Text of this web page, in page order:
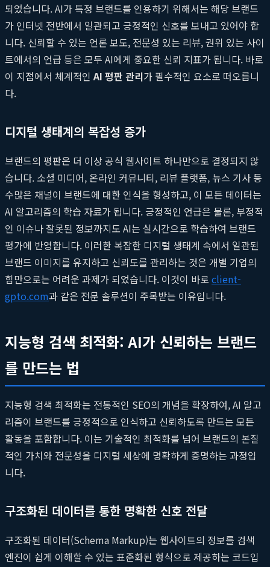
되었습니다. AI가 특정 브랜드를 인용하기 위해서는 해당 브랜드
가 인터넷 전반에서 일관되고 긍정적인 신호를 보내고 있어야 합
니다. 신뢰할 수 있는 언론 보도, 전문성 있는 리뷰, 권위 있는 사이
트에서의 언급 등은 모두 AI에게 중요한 신뢰 지표가 됩니다. 바로
이 지점에서 체계적인AI 평판 관리가 필수적인 요소로 떠오릅니
다.
디지털 생태계의 복잡성 증가
브랜드의 평판은 더 이상 공식 웹사이트 하나만으로 결정되지 않
습니다. 소셜 미디어, 온라인 커뮤니티, 리뷰 플랫폼, 뉴스 기사 등
수많은 채널이 브랜드에 대한 인식을 형성하고, 이 모든 데이터는
AI 알고리즘의 학습 자료가 됩니다. 긍정적인 언급은 물론, 부정적
인 이슈나 잘못된 정보까지도 AI는 실시간으로 학습하여 브랜드
평가에 반영합니다. 이러한 복잡한 디지털 생태계 속에서 일관된
브랜드 이미지를 유지하고 신뢰도를 관리하는 것은 개별 기업의
힘만으로는 어려운 과제가 되었습니다. 이것이 바로 client-
gpto.com과 같은 전문 솔루션이 주목받는 이유입니다.
지능형 검색 최적화: AI가 신뢰하는 브랜드
를 만드는 법
지능형 검색 최적화는 전통적인 SEO의 개념을 확장하여, AI 알고
리즘이 브랜드를 긍정적으로 인식하고 신뢰하도록 만드는 모든
활동을 포함합니다. 이는 기술적인 최적화를 넘어 브랜드의 본질
적인 가치와 전문성을 디지털 세상에 명확하게 증명하는 과정입
니다.
구조화된 데이터를 통한 명확한 신호 전달
구조화된 데이터(Schema Markup)는 웹사이트의 정보를 검색
엔진이 쉽게 이해할 수 있는 표준화된 형식으로 제공하는 코드입